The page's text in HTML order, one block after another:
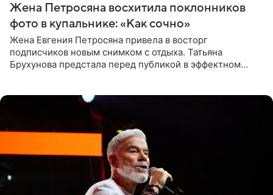
Жена Петросяна восхитила поклонников
фото в купальнике: «Как сочно»
Жена Евгения Петросяна привела в восторг
подписчиков новым снимком с отдыха. Татьяна
Брухунова предстала перед публикой в эффектном